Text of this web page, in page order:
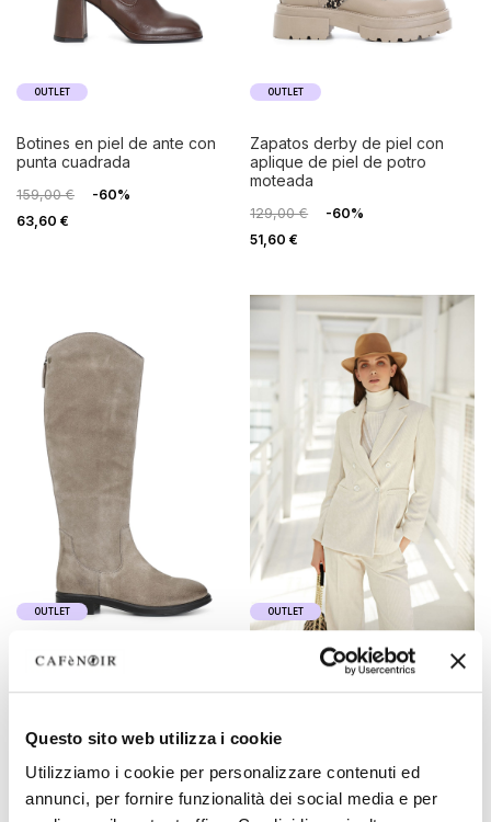
Questo sito web utilizza i cookie
Utilizziamo i cookie per personalizzare contenuti ed
annunci, per fornire funzionalità dei social media e per
OUTLET
botines en piel de ante con
punta cuadrada
159,00 €
-60%
63,60 €
OUTLET
zapatos derby de piel con
aplique de piel de potro
moteada
129,00 €
-60%
51,60 €
OUTLET
botas altas de piel de ante
78,00 €
OUTLET
botonadura doble de
169,00 €